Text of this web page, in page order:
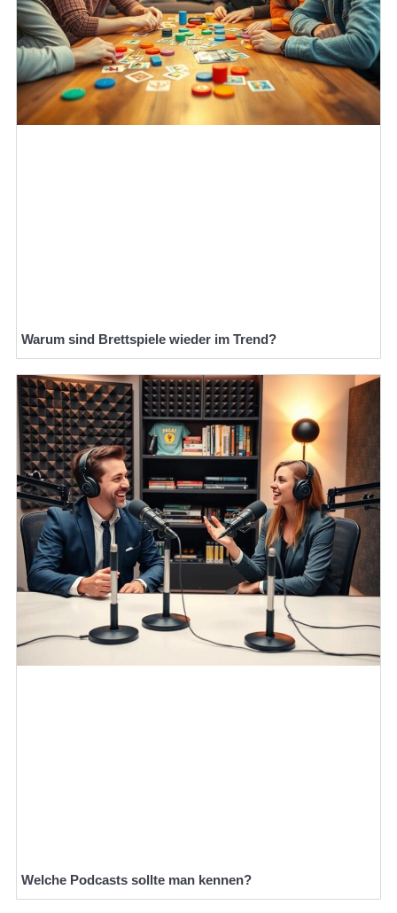
Warum sind Brettspiele wieder im Trend?
Welche Podcasts sollte man kennen?